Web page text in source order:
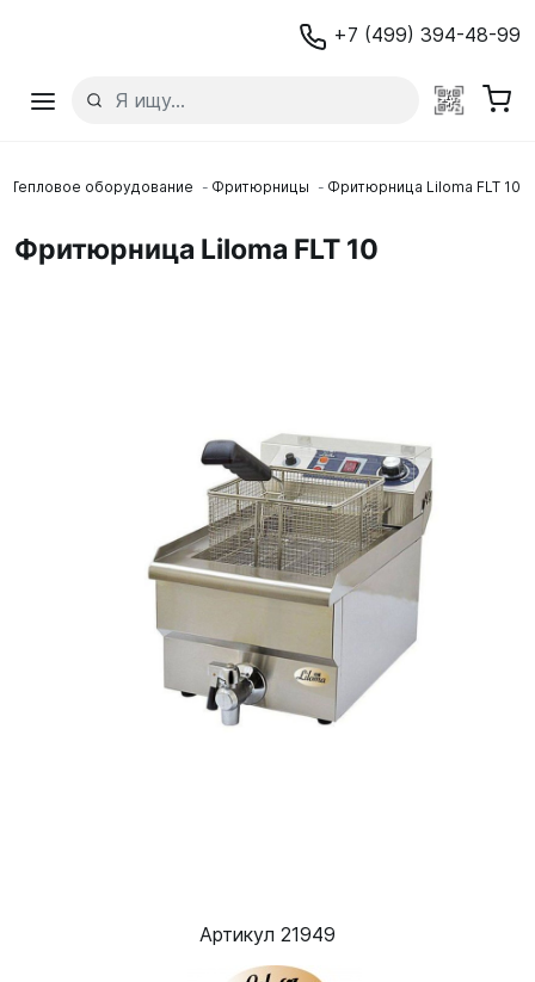
+7 (499) 394-48-99
Тепловое оборудование Фритюрницы Фритюрница Liloma FLT 10
Фритюрница Liloma FLT 10
Артикул 21949